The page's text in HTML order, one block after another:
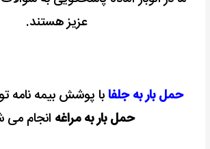
عزیز هستند.
حمل بار به جلفابا پوشش بیمه نامه
حمل بار به مراغه انجام می